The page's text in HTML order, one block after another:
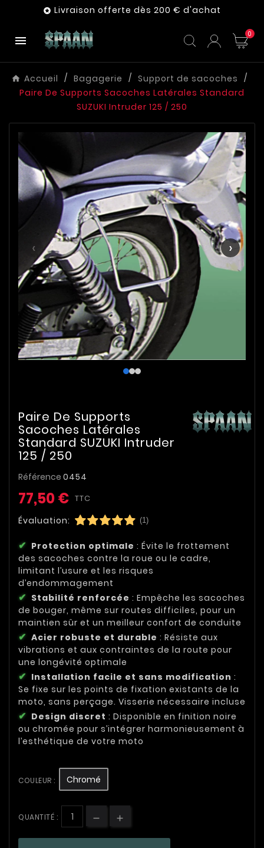
 Livraison offerte dès 200 € d'achat
 0
Accueil Bagagerie
Support de sacoches
Paire De Supports Sacoches Latérales Standard
SUZUKI Intruder 125 / 250
‹ ›
Paire De Supports
Sacoches Latérales
Standard SUZUKI Intruder
125 / 250
Référence 0454
77,50 € TTC
Évaluation: (1)
Protection optimale : Évite le frottement
des sacoches contre la roue ou le cadre,
limitant l’usure et les risques
d’endommagement
Stabilité renforcée : Empêche les sacoches
de bouger, même sur routes difficiles, pour un
maintien sûr et un meilleur confort de conduite
Acier robuste et durable : Résiste aux
vibrations et aux contraintes de la route pour
une longévité optimale
Installation facile et sans modification :
Se fixe sur les points de fixation existants de la
moto, sans perçage. Visserie nécessaire incluse
Design discret : Disponible en finition noire
ou chromée pour s’intégrer harmonieusement à
l’esthétique de votre moto
COULEUR : Chromé
QUANTITÉ :